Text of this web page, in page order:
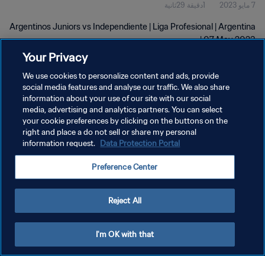
7 مايو 2023 1دقيقة 29ثانية
Argentinos Juniors vs Independiente | Liga Profesional | Argentina
| 07 May 2023
سياسة الخصوصية
إدارة تفضيلات ملفات تعريف الارتباط
Your Privacy
We use cookies to personalize content and ads, provide
social media features and analyse our traffic. We also share
information about your use of our site with our social
media, advertising and analytics partners. You can select
your cookie preferences by clicking on the buttons on the
right and place a do not sell or share my personal
information request. Data Protection Portal
Preference Center
Reject All
I'm OK with that